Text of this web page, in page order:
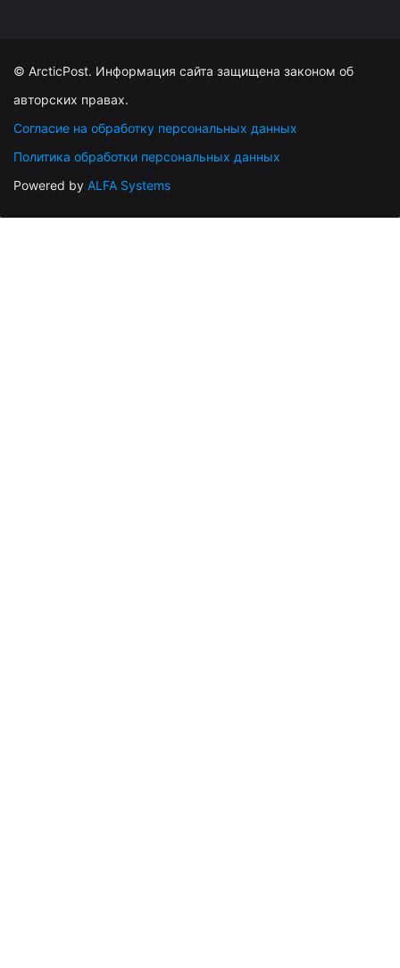
© ArcticPost. Информация сайта защищена законом об
авторских правах.
Согласие на обработку персональных данных
Политика обработки персональных данных
Powered by ALFA Systems